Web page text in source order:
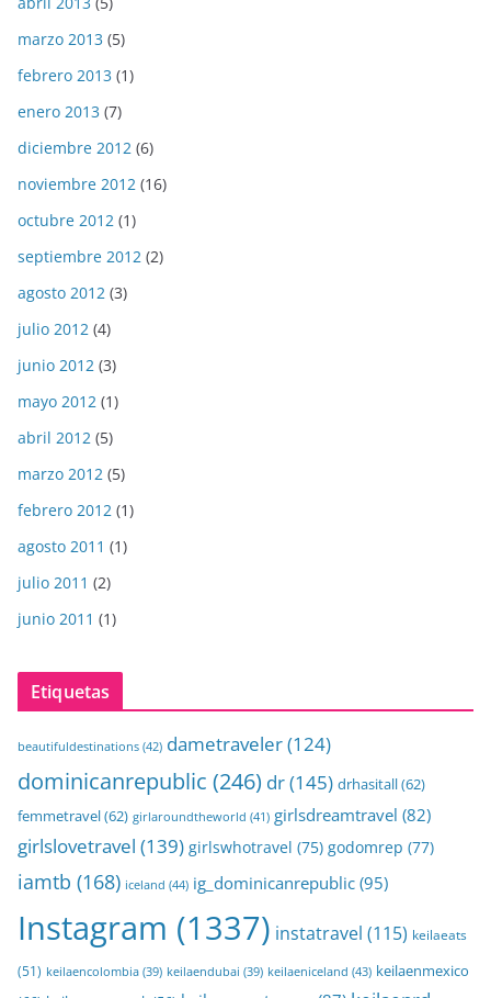
marzo 2013 (5)
febrero 2013 (1)
enero 2013 (7)
diciembre 2012 (6)
noviembre 2012 (16)
octubre 2012 (1)
septiembre 2012 (2)
agosto 2012 (3)
julio 2012 (4)
junio 2012 (3)
mayo 2012 (1)
abril 2012 (5)
marzo 2012 (5)
febrero 2012 (1)
agosto 2011 (1)
julio 2011 (2)
junio 2011 (1)
Etiquetas
beautifuldestinations (42) dametraveler(124)
dominicanrepublic (246) dr(145) drhasitall(62)
femmetravel(62) girlaroundtheworld (41) girlsdreamtravel (82)
girlslovetravel (139) girlswhotravel (75) godomrep (77)
iamtb (168) iceland (44) ig_dominicanrepublic (95)
Instagram (1337) instatravel (115) keilaeats
(51) keilaencolombia (39) keilaendubai (39) keilaeniceland (43) keilaenmexico